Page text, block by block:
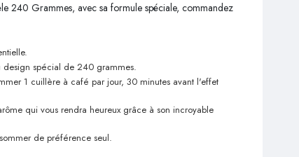
240 Grammes, avec sa formule spéciale, commandez
design spécial de 240 grammes.
1 cuillère à café par jour, 30 minutes avant l'effet
qui vous rendra heureux grâce à son incroyable
de préférence seul.